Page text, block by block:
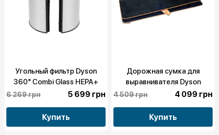
Угольный фильтр Dyson
360° Combi Glass HEPA+
(965432-01)
6 269 грн 5 699 грн
Купить
Дорожная сумка для
выравнивателя Dyson
Airstrait Black/Copper
4 509 грн 4 099 грн
Купить